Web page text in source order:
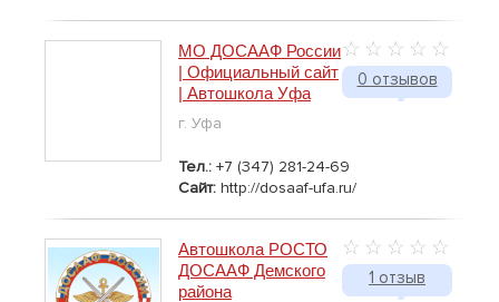
0 отзывов
МО ДОСААФ России
| Официальный сайт
| Автошкола Уфа
г. Уфа
Тел.: +7 (347) 281-24-69
Сайт: http://dosaaf-ufa.ru/
1 отзыв
Автошкола РОСТО
ДОСААФ Демского
района